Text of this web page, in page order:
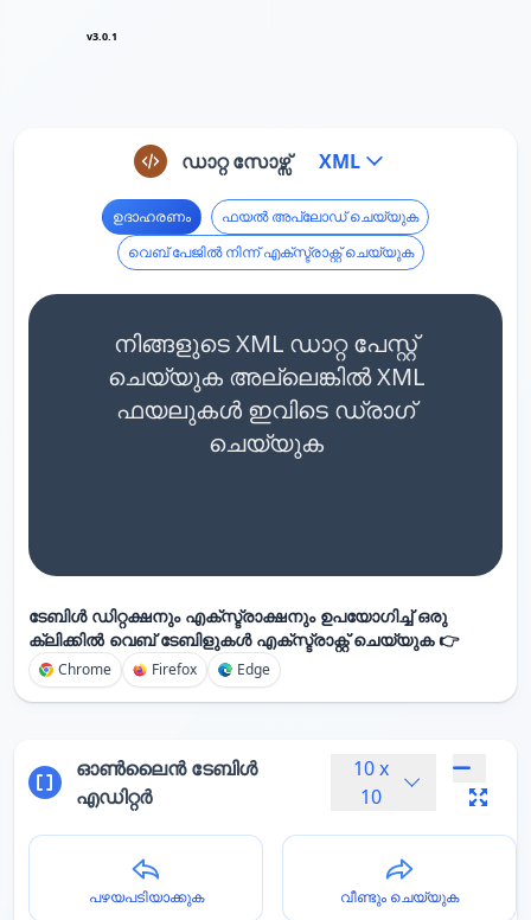
v3.0.1
ഡാറ്റ സോഴ്സ് XML
ഉദാഹരണം
ഫയൽ അപ്‌ലോഡ് ചെയ്യുക
വെബ് പേജിൽ നിന്ന് എക്സ്ട്രാക്റ്റ് ചെയ്യുക
നിങ്ങളുടെ XML ഡാറ്റ പേസ്റ്റ്
ചെയ്യുക അല്ലെങ്കിൽ XML
ഫയലുകൾ ഇവിടെ ഡ്രാഗ്
ചെയ്യുക
ടേബിൾ ഡിറ്റക്ഷനും എക്സ്ട്രാക്ഷനും ഉപയോഗിച്ച് ഒരു
ക്ലിക്കിൽ വെബ് ടേബിളുകൾ എക്സ്ട്രാക്റ്റ് ചെയ്യുക 👉
Chrome Firefox Edge
ഓൺലൈൻ ടേബിൾ
എഡിറ്റർ
10 x
10
പഴയപടിയാക്കുക വീണ്ടും ചെയ്യുക